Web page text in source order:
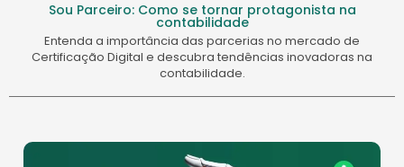
Sou Parceiro: Como se tornar protagonista na
contabilidade
Entenda a importância das parcerias no mercado de
Certificação Digital e descubra tendências inovadoras na
contabilidade.